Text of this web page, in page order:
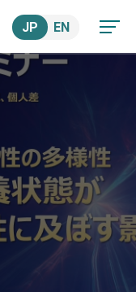
JP EN